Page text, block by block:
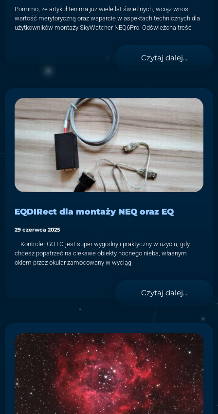
Pomimo, że artykuł ten ma już wiele lat świetlnych, wciąż wnosi
wartość merytoryczną oraz wsparcie w aspektach technicznych dla
użytkowników montaży SkyWatcher NEQ6Pro. Odświeżona treść
Czytaj dalej...
EQDIRect dla montaży NEQ oraz EQ
29 czerwca 2025
Kontroler GOTO jest super wygodny i praktyczny w użyciu, gdy
chcesz popatrzeć na ciekawe obiekty nocnego nieba, własnym
okiem przez okular zamocowany w wyciąg
Czytaj dalej...